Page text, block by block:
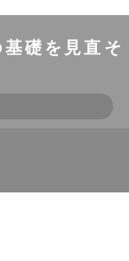
礎を見直そ